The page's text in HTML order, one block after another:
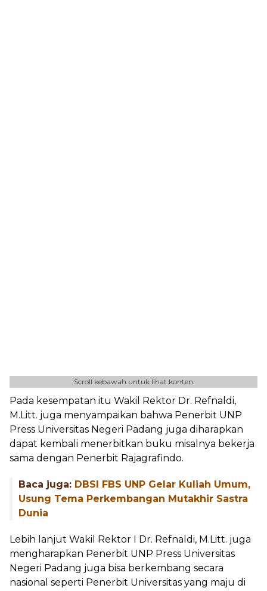
Scroll kebawah untuk lihat konten
Pada kesempatan itu Wakil Rektor Dr. Refnaldi,
M.Litt. juga menyampaikan bahwa Penerbit UNP
Press Universitas Negeri Padang juga diharapkan
dapat kembali menerbitkan buku misalnya bekerja
sama dengan Penerbit Rajagrafindo.
Baca juga: DBSI FBS UNP Gelar Kuliah Umum,
Usung Tema Perkembangan Mutakhir Sastra
Dunia
Lebih lanjut Wakil Rektor I Dr. Refnaldi, M.Litt. juga
mengharapkan Penerbit UNP Press Universitas
Negeri Padang juga bisa berkembang secara
nasional seperti Penerbit Universitas yang maju di